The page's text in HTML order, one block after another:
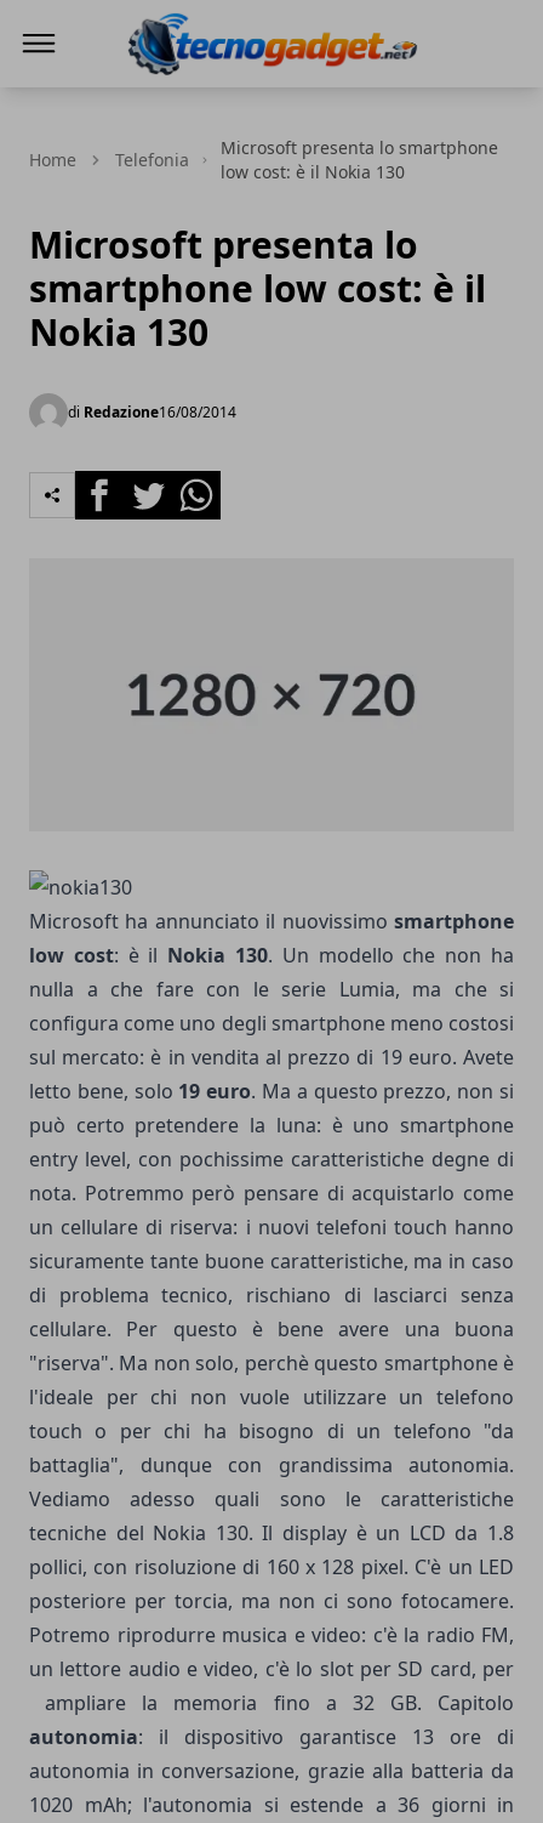
Home Telefonia
Microsoft presenta lo smartphone
low cost: è il Nokia 130
Microsoft presenta lo
smartphone low cost: è il
Nokia 130
di Redazione16/08/2014
FacebookTwitterWhatsapp
Microsoft ha annunciato il nuovissimo smartphone
low cost: è il Nokia 130. Un modello che non ha
nulla a che fare con le serie Lumia, ma che si
configura come uno degli smartphone meno costosi
sul mercato: è in vendita al prezzo di 19 euro. Avete
letto bene, solo 19 euro. Ma a questo prezzo, non si
può certo pretendere la luna: è uno smartphone
entry level, con pochissime caratteristiche degne di
nota. Potremmo però pensare di acquistarlo come
un cellulare di riserva: i nuovi telefoni touch hanno
sicuramente tante buone caratteristiche, ma in caso
di problema tecnico, rischiano di lasciarci senza
cellulare. Per questo è bene avere una buona
"riserva". Ma non solo, perchè questo smartphone è
l'ideale per chi non vuole utilizzare un telefono
touch o per chi ha bisogno di un telefono "da
battaglia", dunque con grandissima autonomia.
Vediamo adesso quali sono le caratteristiche
tecniche del Nokia 130. Il display è un LCD da 1.8
pollici, con risoluzione di 160 x 128 pixel. C'è un LED
posteriore per torcia, ma non ci sono fotocamere.
Potremo riprodurre musica e video: c'è la radio FM,
un lettore audio e video, c'è lo slot per SD card, per
ampliare la memoria fino a 32 GB. Capitolo
autonomia: il dispositivo garantisce 13 ore di
autonomia in conversazione, grazie alla batteria da
1020 mAh; l'autonomia si estende a 36 giorni in